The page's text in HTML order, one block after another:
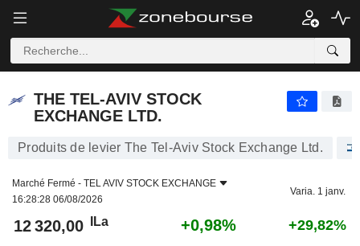
THE TEL-AVIV STOCK
EXCHANGE LTD.
Produits de levier The Tel-Aviv Stock Exchange Ltd.
Marché Fermé - TEL AVIV STOCK EXCHANGE
16:28:28 06/08/2026
Varia. 1 janv.
12 320,00 ILa +0,98% +29,82%